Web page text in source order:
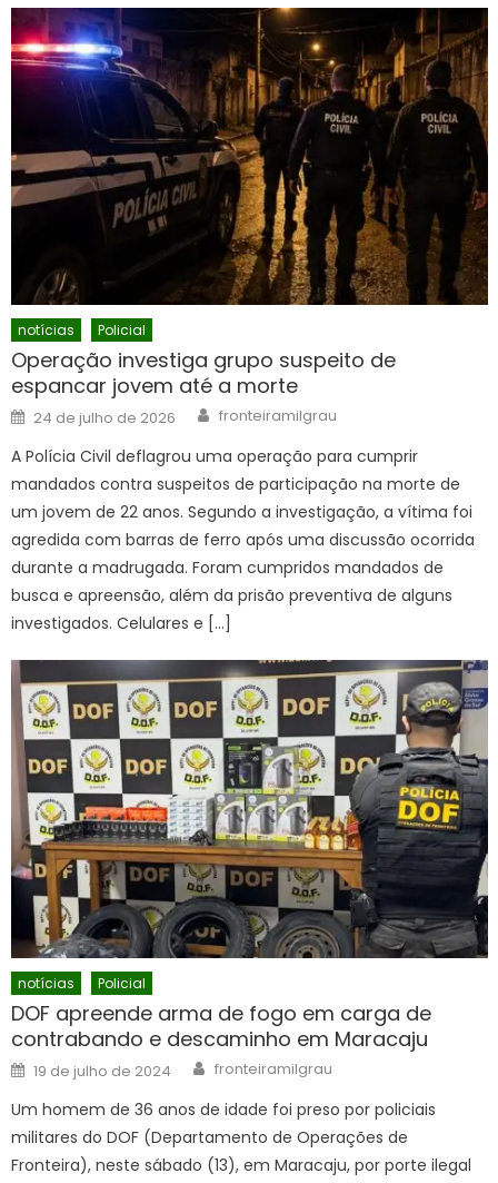
notícias Policial
Operação investiga grupo suspeito de
espancar jovem até a morte
Posted
on
24 de julho de 2026 Author
fronteiramilgrau
A Polícia Civil deflagrou uma operação para cumprir
mandados contra suspeitos de participação na morte de
um jovem de 22 anos. Segundo a investigação, a vítima foi
agredida com barras de ferro após uma discussão ocorrida
durante a madrugada. Foram cumpridos mandados de
busca e apreensão, além da prisão preventiva de alguns
investigados. Celulares e […]
notícias Policial
DOF apreende arma de fogo em carga de
contrabando e descaminho em Maracaju
Posted
on
19 de julho de 2024 Author
fronteiramilgrau
Um homem de 36 anos de idade foi preso por policiais
militares do DOF (Departamento de Operações de
Fronteira), neste sábado (13), em Maracaju, por porte ilegal